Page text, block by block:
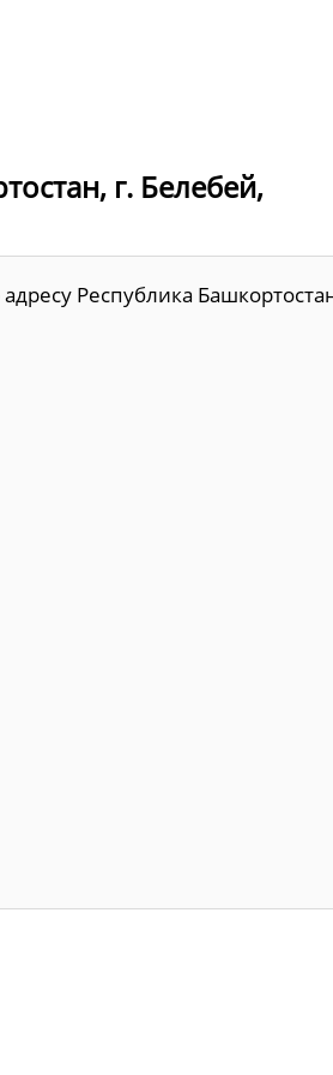
г. Белебей,
Республика